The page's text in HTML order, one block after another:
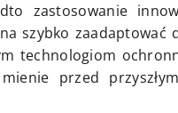
zastosowanie
szybko zaadaptować
technologiom
przed